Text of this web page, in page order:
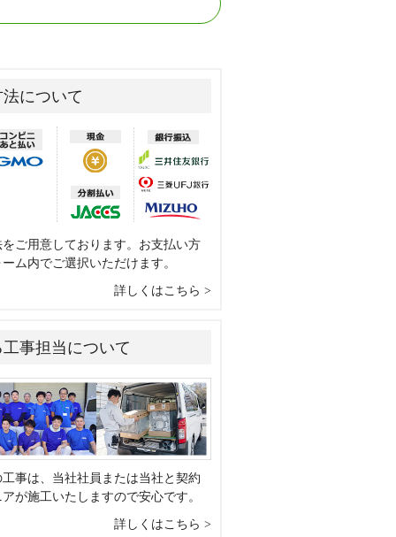
について
ご用意しております。お支払い方
ム内でご選択いただけます。
詳しくはこちら
事担当について
事は、当社社員または当社と契約
が施工いたしますので安心です。
詳しくはこちら